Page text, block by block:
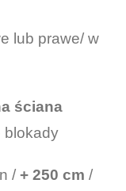
lub prawe/ w
ściana
blokady
/ + 250 cm /